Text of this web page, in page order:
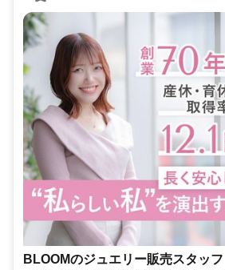
BLOOMのジュエリー販売スタッフ